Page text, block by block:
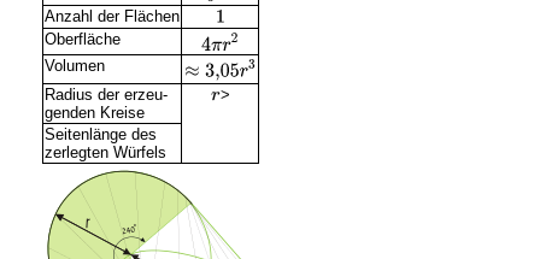
Anzahl der Flächen
Oberfläche
Volumen
Radius der erzeu-
genden Kreise
>
Seitenlänge des
zerlegten Würfels